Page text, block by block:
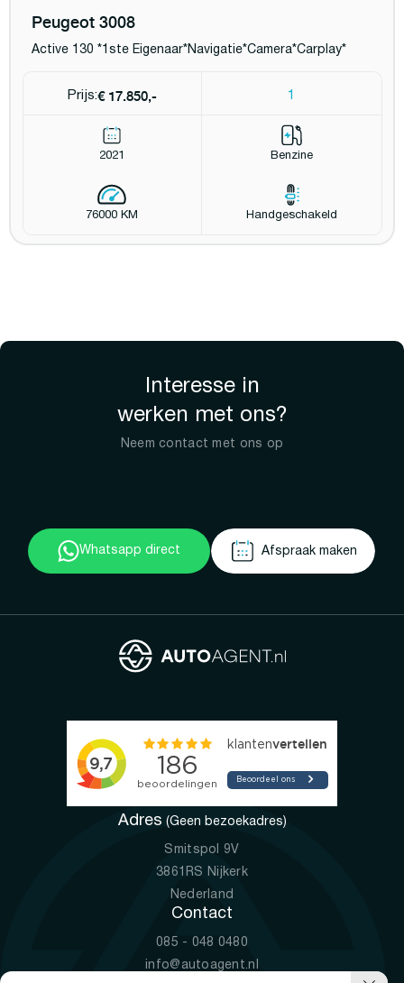
Peugeot 3008
Active 130 *1ste Eigenaar*Navigatie*Camera*Carplay*
Prijs:€ 17.850,- 1
2021 Benzine
76000 KM Handgeschakeld
Interesse in
werken met ons?
Neem contact met ons op
Whatsapp direct Afspraak maken
Adres (Geen bezoekadres)
Smitspol 9V
3861RS Nijkerk
Nederland
Contact
085 - 048 0480
info@autoagent.nl